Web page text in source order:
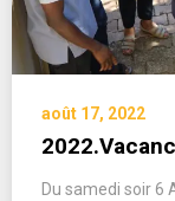
août 17, 2022
Du samedi soir 6